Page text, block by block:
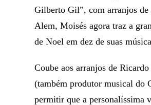
Gilberto Gil”, com arranjos de
Alem, Moisés agora traz a
de Noel em dez de suas
Coube aos arranjos de
(também produtor musical do
permitir que a personalíssima